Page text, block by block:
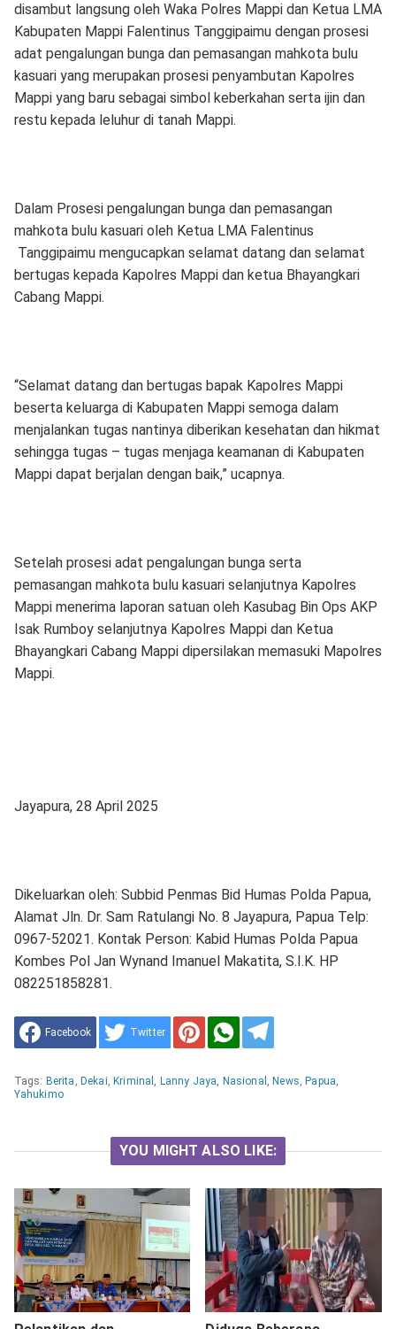
disambut langsung oleh Waka Polres Mappi dan Ketua LMA
Kabupaten Mappi Falentinus Tanggipaimu dengan prosesi
adat pengalungan bunga dan pemasangan mahkota bulu
kasuari yang merupakan prosesi penyambutan Kapolres
Mappi yang baru sebagai simbol keberkahan serta ijin dan
restu kepada leluhur di tanah Mappi.
Dalam Prosesi pengalungan bunga dan pemasangan
mahkota bulu kasuari oleh Ketua LMA Falentinus
Tanggipaimu mengucapkan selamat datang dan selamat
bertugas kepada Kapolres Mappi dan ketua Bhayangkari
Cabang Mappi.
“Selamat datang dan bertugas bapak Kapolres Mappi
beserta keluarga di Kabupaten Mappi semoga dalam
menjalankan tugas nantinya diberikan kesehatan dan hikmat
sehingga tugas – tugas menjaga keamanan di Kabupaten
Mappi dapat berjalan dengan baik,” ucapnya.
Setelah prosesi adat pengalungan bunga serta
pemasangan mahkota bulu kasuari selanjutnya Kapolres
Mappi menerima laporan satuan oleh Kasubag Bin Ops AKP
Isak Rumboy selanjutnya Kapolres Mappi dan Ketua
Bhayangkari Cabang Mappi dipersilakan memasuki Mapolres
Mappi.
Jayapura, 28 April 2025
Dikeluarkan oleh: Subbid Penmas Bid Humas Polda Papua,
Alamat Jln. Dr. Sam Ratulangi No. 8 Jayapura, Papua Telp:
0967-52021. Kontak Person: Kabid Humas Polda Papua
Kombes Pol Jan Wynand Imanuel Makatita, S.I.K. HP
082251858281.
Facebook Twitter
Tags: Berita , Dekai, Kriminal , Lanny Jaya, Nasional , News, Papua,
Yahukimo
YOU MIGHT ALSO LIKE: